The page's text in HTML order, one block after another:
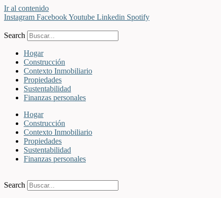
Ir al contenido
Instagram FacebookYoutube Linkedin Spotify
Search
Hogar
Construcción
Contexto Inmobiliario
Propiedades
Sustentabilidad
Finanzas personales
Hogar
Construcción
Contexto Inmobiliario
Propiedades
Sustentabilidad
Finanzas personales
Search